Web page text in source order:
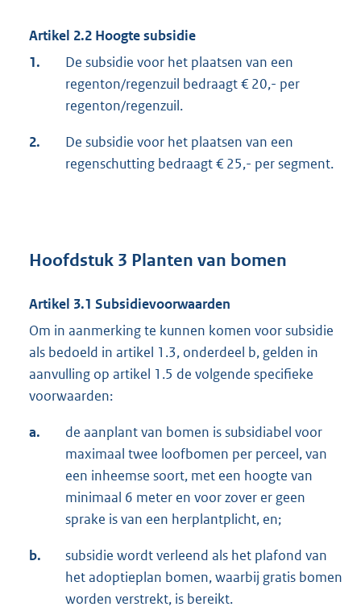
Artikel 2.2 Hoogte subsidie
1.
De subsidie voor het plaatsen van een
regenton/regenzuil bedraagt € 20,- per
regenton/regenzuil.
2.
De subsidie voor het plaatsen van een
regenschutting bedraagt € 25,- per segment.
Hoofdstuk 3 Planten van bomen
Artikel 3.1 Subsidievoorwaarden
Om in aanmerking te kunnen komen voor subsidie
als bedoeld in artikel 1.3, onderdeel b, gelden in
aanvulling op artikel 1.5 de volgende specifieke
voorwaarden:
a.
de aanplant van bomen is subsidiabel voor
maximaal twee loofbomen per perceel, van
een inheemse soort, met een hoogte van
minimaal 6 meter en voor zover er geen
sprake is van een herplantplicht, en;
b.
subsidie wordt verleend als het plafond van
het adoptieplan bomen, waarbij gratis bomen
worden verstrekt, is bereikt.